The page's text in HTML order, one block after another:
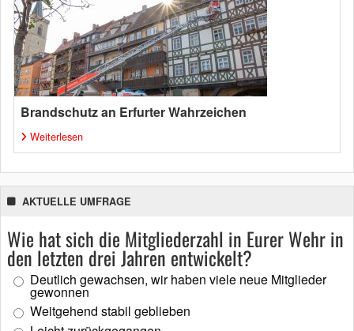
Brandschutz an Erfurter Wahrzeichen
Weiterlesen
AKTUELLE UMFRAGE
Wie hat sich die Mitgliederzahl in Eurer Wehr in
den letzten drei Jahren entwickelt?
Deutlich gewachsen, wir haben viele neue Mitglieder
gewonnen
Weitgehend stabil geblieben